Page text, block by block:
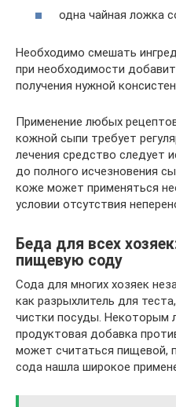
одна чайная ложка
Необходимо смешать
при необходимости
получения нужной
Применение любых
кожной сыпи требует
лечения средство следует
до полного исчезновения
коже может применяться
условии отсутствия
Беда для всех
пищевую соду
Сода для многих хозяек
как разрыхлитель для
чистки посуды. Некоторым
продуктовая добавка
может считаться пищевой,
сода нашла широкое